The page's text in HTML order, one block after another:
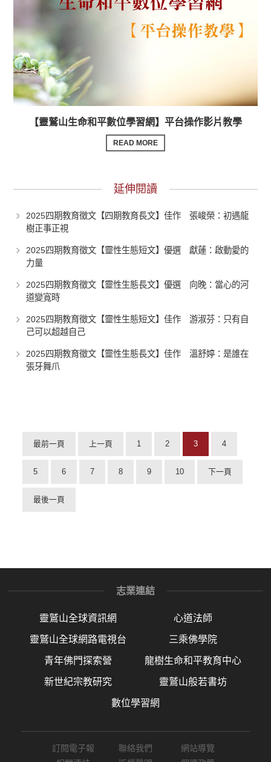
【靈鷲山生命和平數位學習網】平台操作影片教學
READ MORE
延伸閱讀
2025四期教育徵文【四期教育長文】佳作 張峻榮：初遇龍
樹正事正視
2025四期教育徵文【靈性生態短文】優選 獻蓮：啟動愛的
力量
2025四期教育徵文【靈性生態長文】優選 向晚：當心的河
道變寬時
2025四期教育徵文【靈性生態短文】佳作 游淑芬：只有自
己可以超越自己
2025四期教育徵文【靈性生態長文】佳作 溫舒婷：是誰在
張牙舞爪
最前一頁 上一頁 1 2 3 4
5 6 7 8 9 10 下一頁
最後一頁
志業連結
靈鷲山全球資訊網 心道法師
靈鷲山全球網路電視台 三乘佛學院
青年佛門探索營 龍樹生命和平教育中心
新世紀宗教研究 靈鷲山般若書坊
數位學習網
訂閱電子報 聯絡我們
網站導覽